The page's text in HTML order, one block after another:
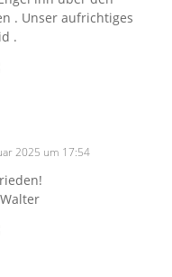
. Unser aufrichtiges
.
2025 um 17:54